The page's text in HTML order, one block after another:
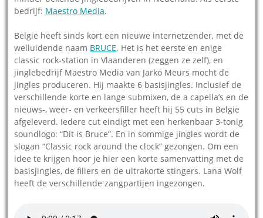
bedrijf: Maestro Media.
België heeft sinds kort een nieuwe internetzender, met de
welluidende naam BRUCE. Het is het eerste en enige
classic rock-station in Vlaanderen (zeggen ze zelf), en
jinglebedrijf Maestro Media van Jarko Meurs mocht de
jingles produceren. Hij maakte 6 basisjingles. Inclusief de
verschillende korte en lange submixen, de a capella’s en de
nieuws-, weer- en verkeersfiller heeft hij 55 cuts in België
afgeleverd. Iedere cut eindigt met een herkenbaar 3-tonig
soundlogo: “Dit is Bruce”. En in sommige jingles wordt de
slogan “Classic rock around the clock” gezongen. Om een
idee te krijgen hoor je hier een korte samenvatting met de
basisjingles, de fillers en de ultrakorte stingers. Lana Wolf
heeft de verschillende zangpartijen ingezongen.